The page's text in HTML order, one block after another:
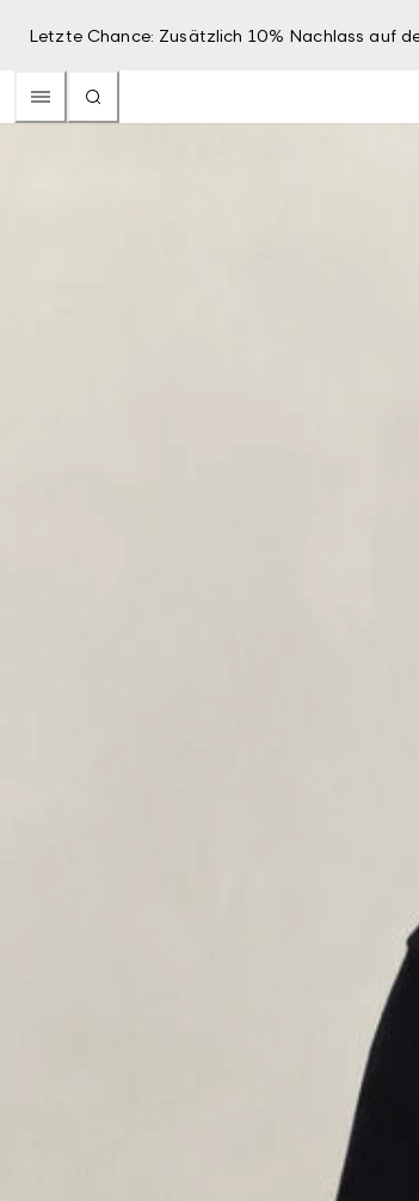
Letzte Chance: Zusätzlich 10% Nachlass auf